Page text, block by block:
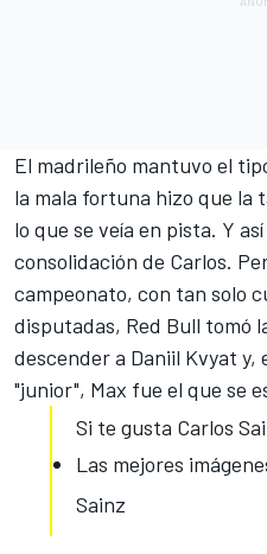
El madrileño mantuvo el
la mala fortuna hizo que la
lo que se veía en pista. Y
consolidación de Carlos.
campeonato, con tan solo
disputadas, Red Bull tomó
descender a Daniil Kvyat y,
"junior", Max fue el que se
Si te gusta Carlos
Las mejores
Sainz